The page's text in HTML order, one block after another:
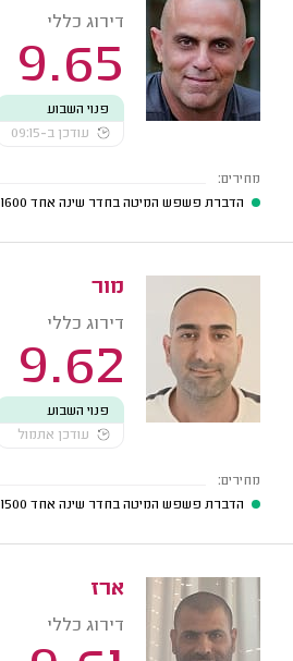
דירוג כללי
9.65
פנוי השבוע
עודכן ב-09:15
מחירים:
הדברת פשפש המיטה בחדר שינה אחד 1600 - 800
מור
דירוג כללי
9.62
פנוי השבוע
עודכן אתמול
מחירים:
הדברת פשפש המיטה בחדר שינה אחד 1500 - 1200
ארז
דירוג כללי